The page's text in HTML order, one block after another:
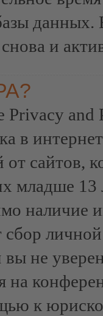
данных.
и
Privacy
в
сайтов,
младше 13
наличие
не
на
к